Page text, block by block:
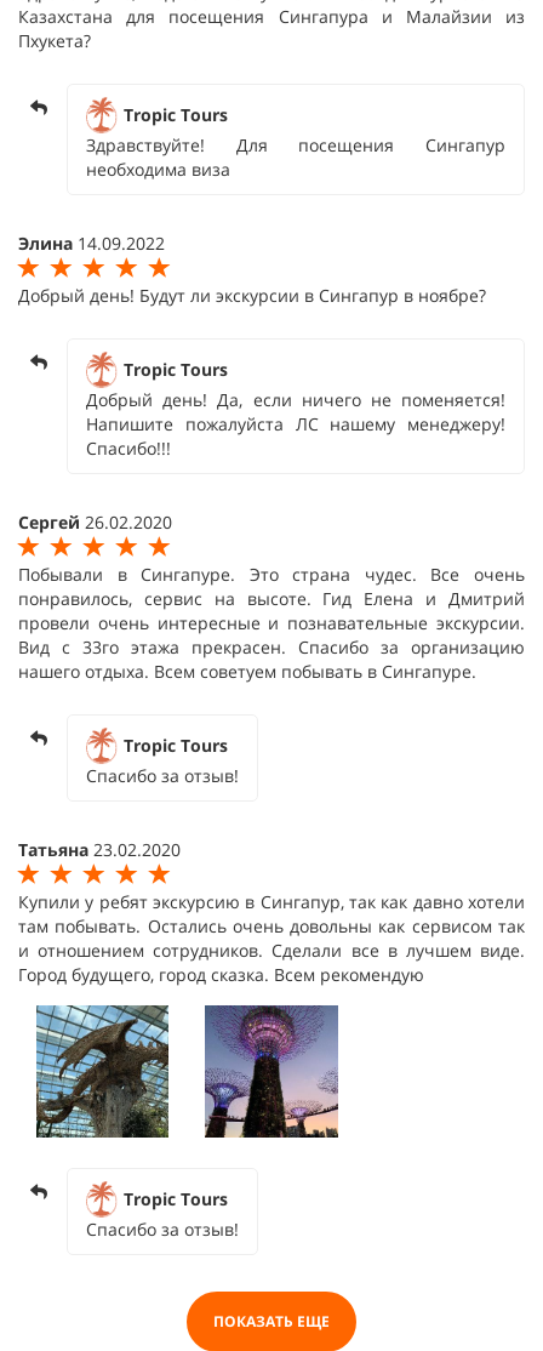
Казахстана для посещения Сингапура и Малайзии из
Пхукета?
Tropic Tours
Здравствуйте! Для посещения Сингапур
необходима виза
Элина 14.09.2022
Добрый день! Будут ли экскурсии в Сингапур в ноябре?
Tropic Tours
Добрый день! Да, если ничего не поменяется!
Напишите пожалуйста ЛС нашему менеджеру!
Спасибо!!!
Сергей 26.02.2020
Побывали в Сингапуре. Это страна чудес. Все очень
понравилось, сервис на высоте. Гид Елена и Дмитрий
провели очень интересные и познавательные экскурсии.
Вид с 33го этажа прекрасен. Спасибо за организацию
нашего отдыха. Всем советуем побывать в Сингапуре.
Tropic Tours
Спасибо за отзыв!
Татьяна 23.02.2020
Купили у ребят экскурсию в Сингапур, так как давно хотели
там побывать. Остались очень довольны как сервисом так
и отношением сотрудников. Сделали все в лучшем виде.
Город будущего, город сказка. Всем рекомендую
Tropic Tours
Спасибо за отзыв!
ПОКАЗАТЬ ЕЩЕ